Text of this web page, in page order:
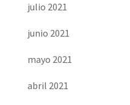
julio 2021
junio 2021
mayo 2021
abril 2021